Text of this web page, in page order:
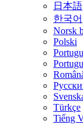
日本語
한국어
Norsk
Polski
Türkçe
Tiếng